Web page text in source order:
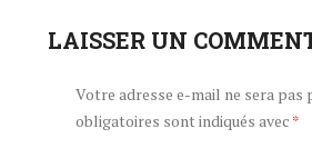
iliochukuliwa na
Kamati ya Usalama
LAISSER UN
Votre adresse e-mail ne sera pas
obligatoires sont indiqués avec *